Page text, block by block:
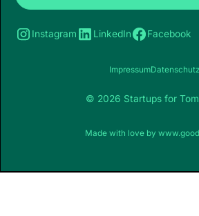
Instagram LinkedIn Facebook
© 2026 Startups for
ImpressumDatenschutz
Made with love by